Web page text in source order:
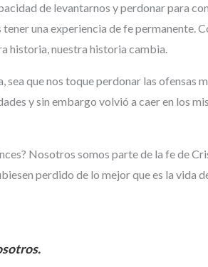
de levantarnos y perdonar para
una experiencia de fe permanente.
historia, nuestra historia cambia.
que nos toque perdonar las ofensas
y sin embargo volvió a caer en los
Nosotros somos parte de la fe de
perdido de lo mejor que es la vida